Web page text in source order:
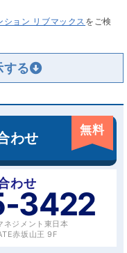
ション リブマックス をご検
わせ 無料
わせ
3422
ネジメント東日本
赤坂山王 9F